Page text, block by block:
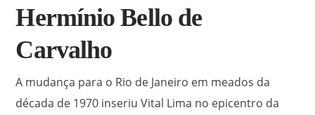
Hermínio Bello de
Carvalho
A mudança para o Rio de Janeiro em meados da
década de 1970 inseriu Vital Lima no epicentro da